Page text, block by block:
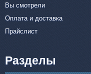
Вы смотрели
Оплата и доставка
Прайслист
Разделы